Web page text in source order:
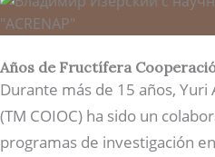
Años de Fructífera
Durante más de 15 años,
(TM COIOC) ha sido un
programas de investigación